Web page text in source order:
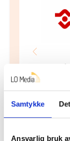
Samtykke
Ansvarlig bruk
Moelv